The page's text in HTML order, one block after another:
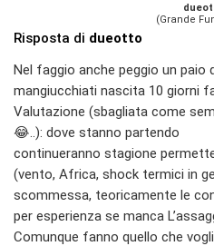
(Grande
Risposta di dueotto
Nel faggio anche peggio un paio
mangiucchiati nascita 10 giorni
Valutazione (sbagliata come
😂..): dove stanno partendo
continueranno stagione
(vento, Africa, shock termici in
scommessa, teoricamente le
per esperienza se manca
Comunque fanno quello che